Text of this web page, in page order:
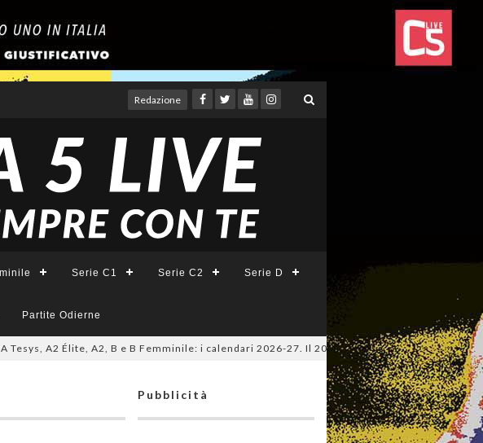
Redazione
Serie C1 Serie C2 Serie D
Partite Odierne
A2 Élite, A2, B e B Femminile: i calendari 2026-27. Il 20 agosto la presentazione della Serie
Pubblicità